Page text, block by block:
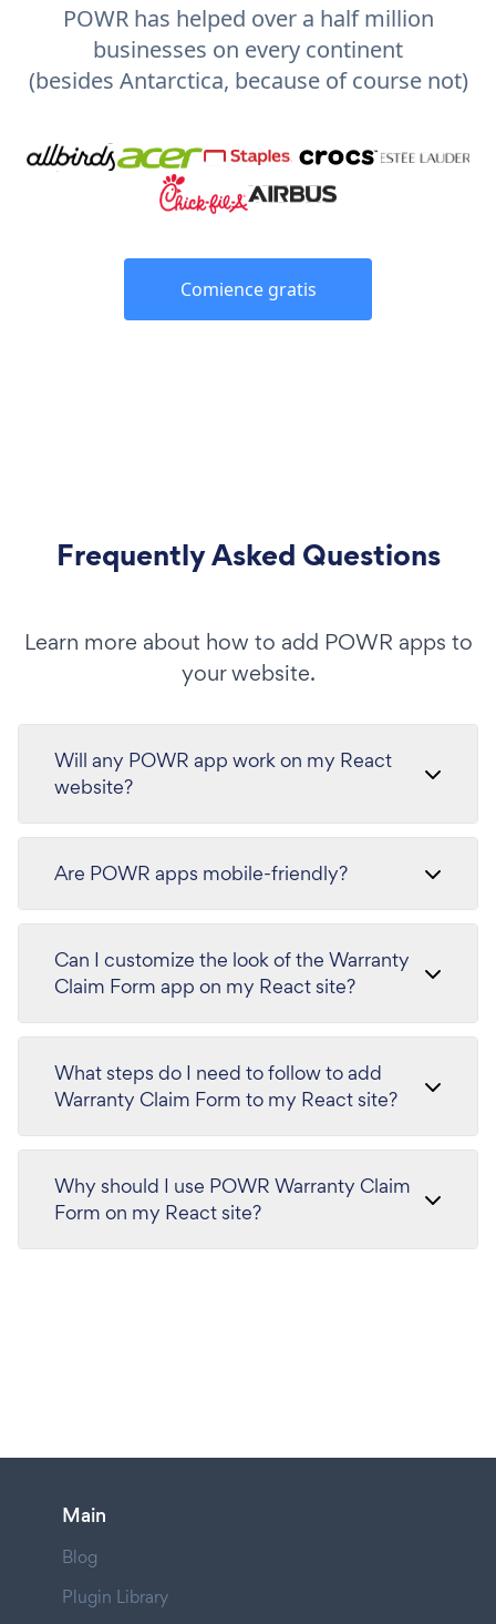
POWR has helped over a half million
businesses on every continent
(besides Antarctica, because of course not)
Comience gratis
Frequently Asked Questions
Learn more about how to add POWR apps to
your website.
Will any POWR app work on my React
website?
Are POWR apps mobile-friendly?
Can I customize the look of the Warranty
Claim Form app on my React site?
What steps do I need to follow to add
Warranty Claim Form to my React site?
Why should I use POWR Warranty Claim
Form on my React site?
Main
Blog
Plugin Library